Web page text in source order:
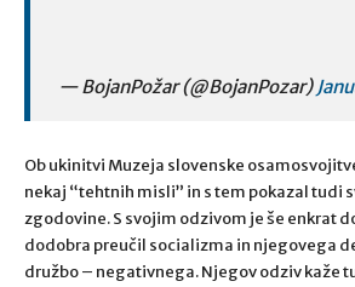
— BojanPožar (@BojanPozar)
Ob ukinitvi Muzeja slovenske
nekaj “tehtnih misli” in s tem pokazal tudi
zgodovine. S svojim odzivom je še enkrat
dodobra preučil socializma in njegovega
družbo – negativnega. Njegov odziv kaže